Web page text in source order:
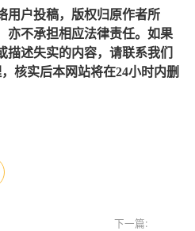
用户投稿，版权归原作者所
亦不承担相应法律责任。如果
述失实的内容，请联系我们
核实后本网站将在24小时内删
下一篇: